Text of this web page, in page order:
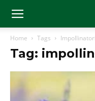
Home Tags Impollinatori
Tag: